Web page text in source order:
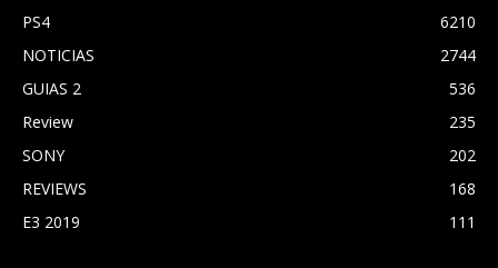
PS4
6210
NOTICIAS
2744
GUIAS 2
536
Review
235
SONY
202
REVIEWS
168
E3 2019
111